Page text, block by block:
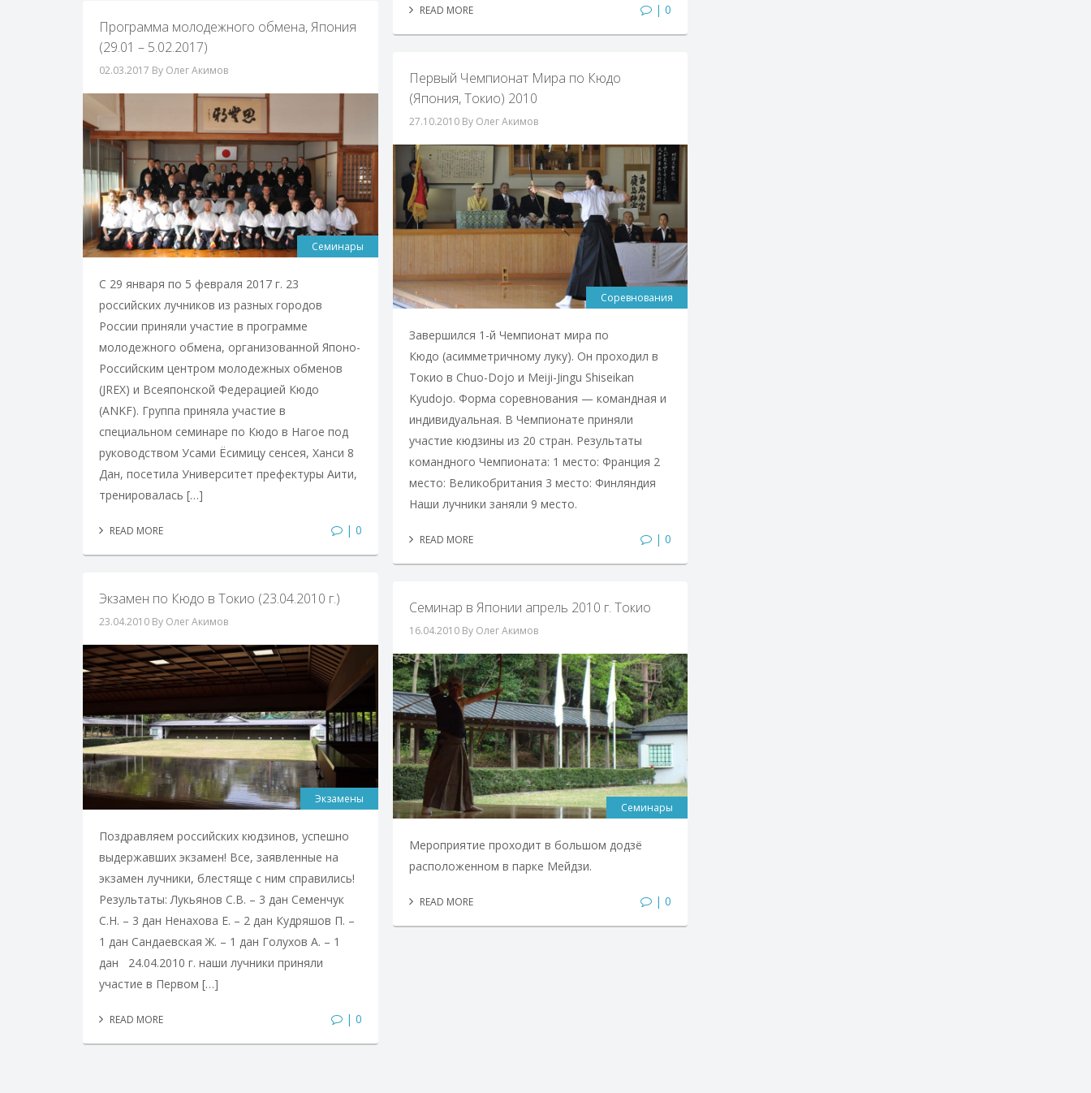
READ MORE | 0
Программа молодежного обмена, Япония
(29.01 – 5.02.2017)
02.03.2017 By Олег Акимов
Семинары
С 29 января по 5 февраля 2017 г. 23
российских лучников из разных городов
России приняли участие в программе
молодежного обмена, организованной Японо-
Российским центром молодежных обменов
(JREX) и Всеяпонской Федерацией Кюдо
(ANKF). Группа приняла участие в
специальном семинаре по Кюдо в Нагое под
руководством Усами Ёсимицу сенсея, Ханси 8
Дан, посетила Университет префектуры Аити,
тренировалась […]
READ MORE | 0
Первый Чемпионат Мира по Кюдо
(Япония, Токио) 2010
27.10.2010 By Олег Акимов
Соревнования
Завершился 1-й Чемпионат мира по
Кюдо (асимметричному луку). Он проходил в
Токио в Chuo-Dojo и Meiji-Jingu Shiseikan
Kyudojo. Форма соревнования — командная и
индивидуальная. В Чемпионате приняли
участие кюдзины из 20 стран. Результаты
командного Чемпионата: 1 место: Франция 2
место: Великобритания 3 место: Финляндия
Наши лучники заняли 9 место.
READ MORE | 0
Экзамен по Кюдо в Токио (23.04.2010 г.)
23.04.2010 By Олег Акимов
Экзамены
Поздравляем российских кюдзинов, успешно
выдержавших экзамен! Все, заявленные на
экзамен лучники, блестяще с ним справились!
Результаты: Лукьянов С.В. – 3 дан Семенчук
С.Н. – 3 дан Ненахова Е. – 2 дан Кудряшов П. –
1 дан Сандаевская Ж. – 1 дан Голухов А. – 1
дан 24.04.2010 г. наши лучники приняли
участие в Первом […]
READ MORE | 0
Семинар в Японии апрель 2010 г. Токио
16.04.2010 By Олег Акимов
Семинары
Мероприятие проходит в большом додзё
расположенном в парке Мейдзи.
READ MORE | 0